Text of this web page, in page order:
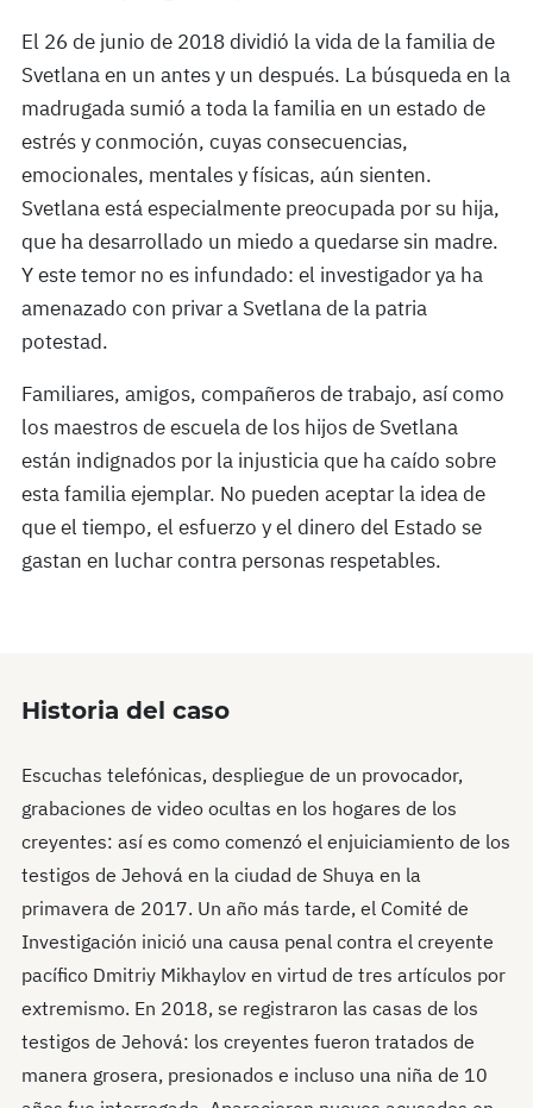
El 26 de junio de 2018 dividió la vida de la familia de
Svetlana en un antes y un después. La búsqueda en la
madrugada sumió a toda la familia en un estado de
estrés y conmoción, cuyas consecuencias,
emocionales, mentales y físicas, aún sienten.
Svetlana está especialmente preocupada por su hija,
que ha desarrollado un miedo a quedarse sin madre.
Y este temor no es infundado: el investigador ya ha
amenazado con privar a Svetlana de la patria
potestad.
Familiares, amigos, compañeros de trabajo, así como
los maestros de escuela de los hijos de Svetlana
están indignados por la injusticia que ha caído sobre
esta familia ejemplar. No pueden aceptar la idea de
que el tiempo, el esfuerzo y el dinero del Estado se
gastan en luchar contra personas respetables.
Historia del caso
Escuchas telefónicas, despliegue de un provocador,
grabaciones de video ocultas en los hogares de los
creyentes: así es como comenzó el enjuiciamiento de los
testigos de Jehová en la ciudad de Shuya en la
primavera de 2017. Un año más tarde, el Comité de
Investigación inició una causa penal contra el creyente
pacífico Dmitriy Mikhaylov en virtud de tres artículos por
extremismo. En 2018, se registraron las casas de los
testigos de Jehová: los creyentes fueron tratados de
manera grosera, presionados e incluso una niña de 10